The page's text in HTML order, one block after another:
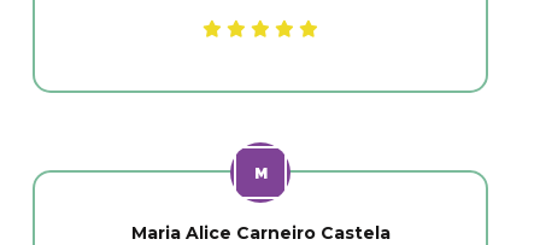
Maria Alice Carneiro Castela